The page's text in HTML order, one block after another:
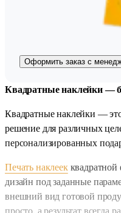
Оформить заказ с
Квадратные наклейки —
Квадратные наклейки —
решение для различных
персонализированных
Печать наклеекквадратной
дизайн под заданные
внешний вид готовой